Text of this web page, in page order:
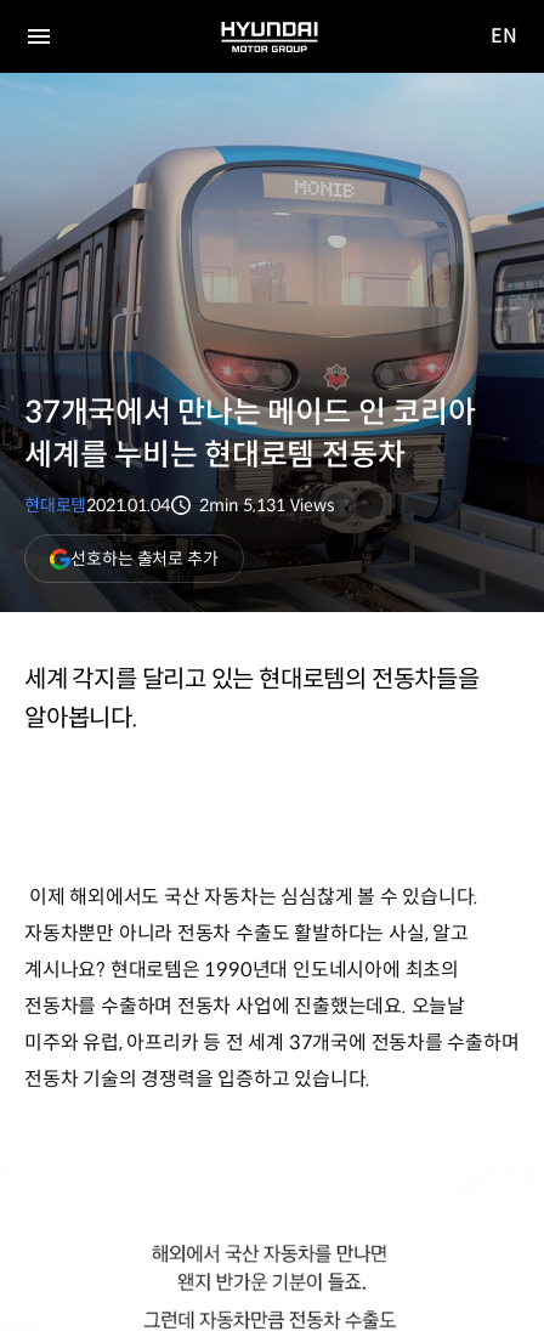
전체
HYUNDAI
MOTOR
EN
37개국에서 만나는 메이드 인 코리아
세계를 누비는 현대로템 전동차
현대로템2021.01.04
분량
2min 5,131 Views
선호하는 출처로 추가(새
창
열림)
세계 각지를 달리고 있는 현대로템의 전동차들을
알아봅니다.
이제 해외에서도 국산 자동차는 심심찮게 볼 수 있습니다.
자동차뿐만 아니라 전동차 수출도 활발하다는 사실, 알고
계시나요? 현대로템은 1990년대 인도네시아에 최초의
전동차를 수출하며 전동차 사업에 진출했는데요. 오늘날
미주와 유럽, 아프리카 등 전 세계 37개국에 전동차를 수출하며
전동차 기술의 경쟁력을 입증하고 있습니다.